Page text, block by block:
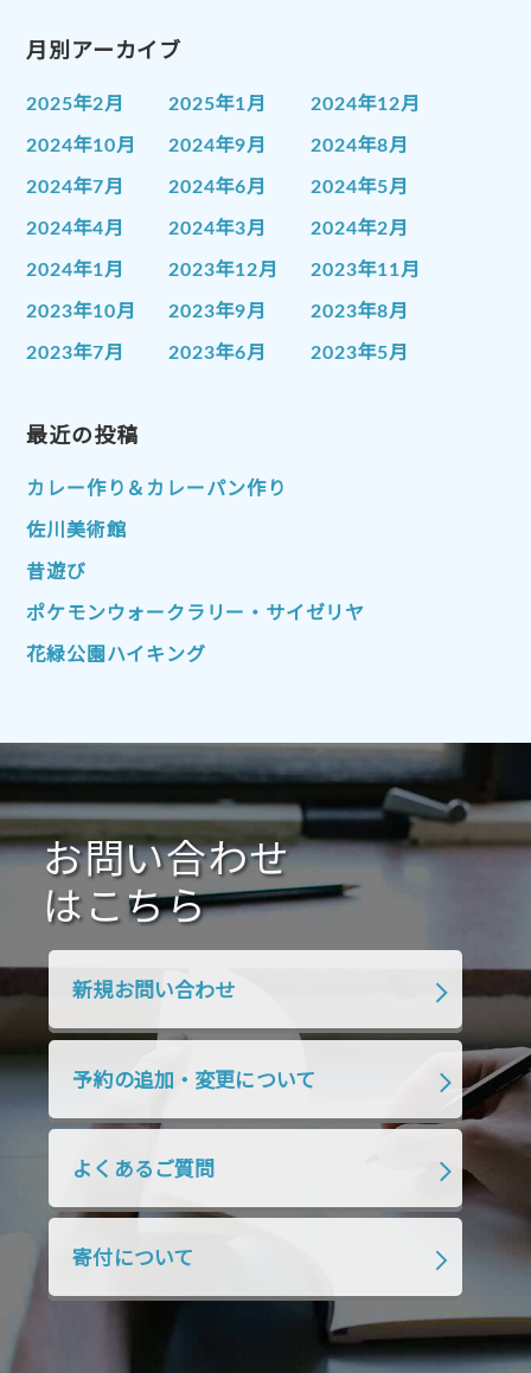
月別アーカイブ
2025年2月 2025年1月 2024年12月
2024年10月 2024年9月 2024年8月
2024年7月 2024年6月 2024年5月
2024年4月 2024年3月 2024年2月
2024年1月 2023年12月 2023年11月
2023年10月 2023年9月 2023年8月
2023年7月 2023年6月 2023年5月
2023年1月
2022年10月 2022年9月
2022年7月
2022年4月
2022年1月 2021年12月 2021年11月
2021年10月 2021年9月
2021年1月 2020年12月 2020年11月
2020年10月 2020年9月 2020年8月
2020年7月 2020年6月 2020年5月
2020年4月 2020年3月 2020年2月
2019年10月 2019年9月
2019年4月
2018年7月 2018年6月
2018年4月 2018年3月 2018年2月
2018年1月 2017年12月
2017年10月 2017年9月 2017年8月
2017年5月
最近の投稿
カレー作り＆カレーパン作り
佐川美術館
昔遊び
ポケモンウォークラリー・サイゼリヤ
花緑公園ハイキング
お問い合わせ
はこちら
新規お問い合わせ
予約の追加・変更について
よくあるご質問
寄付について